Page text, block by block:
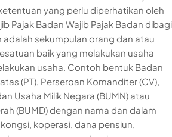
yang perlu diperhatikan oleh
Pajak Badan Wajib Pajak Badan dibagi
adalah sekumpulan orang dan atau
baik yang melakukan usaha
usaha. Contoh bentuk Badan
(PT), Perseroan Komanditer (CV),
Usaha Milik Negara (BUMN) atau
(BUMD) dengan nama dan dalam
koperasi, dana pensiun,